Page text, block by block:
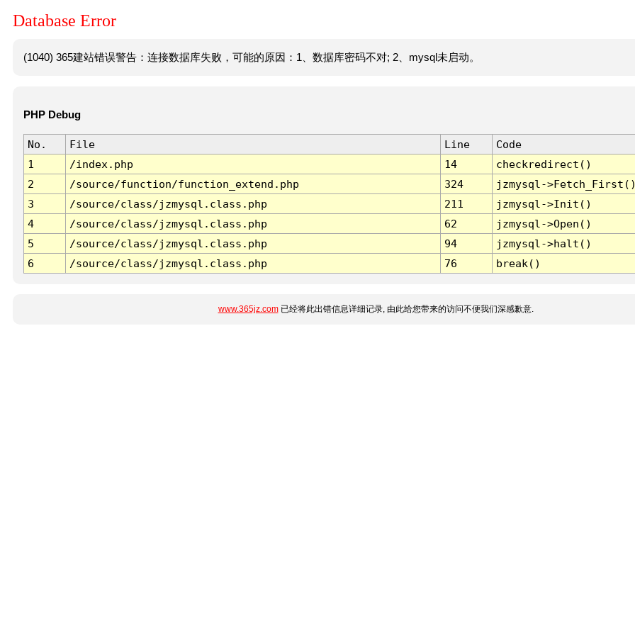
Database Error
(1040) 365建站错误警告：连接数据库失败，可能的原因：1、数据库密码不对; 2、mysql未启动。
PHP Debug
No. File Line
Code
1
/index.php 14
checkredirect()
2
/source/function/function_extend.php 324
jzmysql-
3
/source/class/jzmysql.class.php 211
jzmysql->Init()
4
/source/class/jzmysql.class.php 62
jzmysql->Open()
5
/source/class/jzmysql.class.php 94
jzmysql->halt()
6
/source/class/jzmysql.class.php 76 break()
www.365jz.com已经将此出错信息详细记录, 由此给您带来的访问不便我们深感歉意.